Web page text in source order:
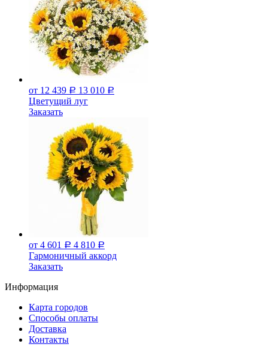
от 12 439 Р 13 010 Р
Цветущий луг
Заказать
от 4 601 Р 4 810 Р
Гармоничный аккорд
Заказать
Информация
Карта городов
Способы оплаты
Доставка
Контакты